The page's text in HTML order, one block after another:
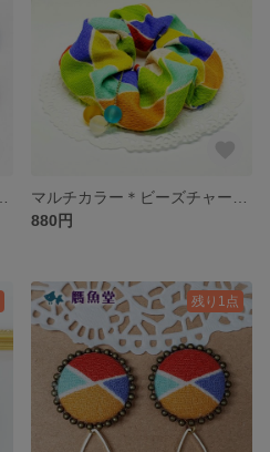
880円
残り1点